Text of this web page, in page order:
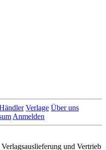
Verlage Über uns
Anmelden
und Vertrieb